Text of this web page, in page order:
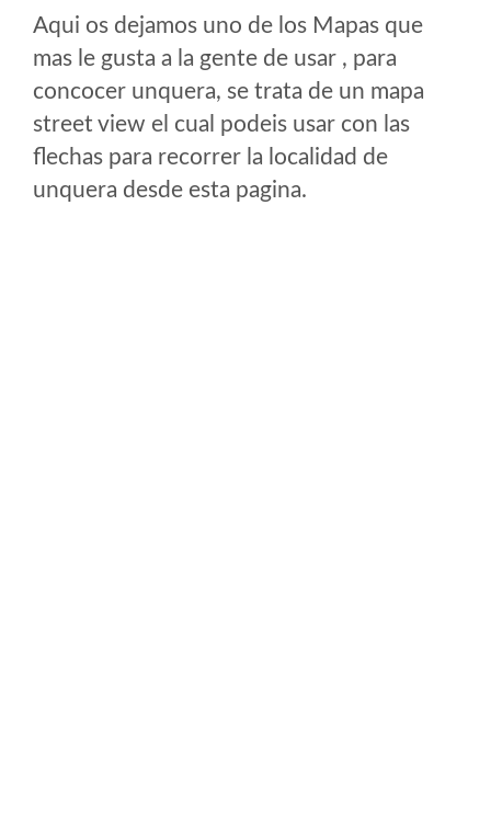
Aqui os dejamos uno de los Mapas que
mas le gusta a la gente de usar , para
concocer unquera, se trata de un mapa
street view el cual podeis usar con las
flechas para recorrer la localidad de
unquera desde esta pagina.